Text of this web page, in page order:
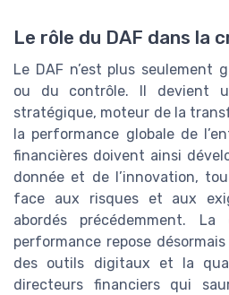
Le rôle du DAF dans la
Le DAF n’est plus seulement
ou du contrôle. Il devient
stratégique, moteur de la
la performance globale de
financières doivent ainsi
donnée et de l’innovation,
face aux risques et aux
abordés précédemment.
performance repose
des outils digitaux et la
directeurs financiers qui